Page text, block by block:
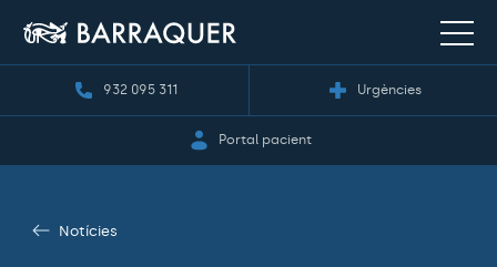
932 095 311 Urgències
Portal pacient
Notícies